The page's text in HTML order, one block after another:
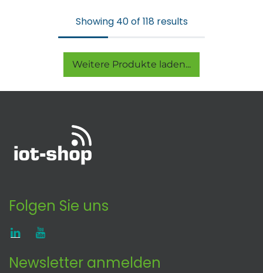
Showing 40 of 118 results
Weitere Produkte laden...
Folgen Sie uns
Newsletter anmelden